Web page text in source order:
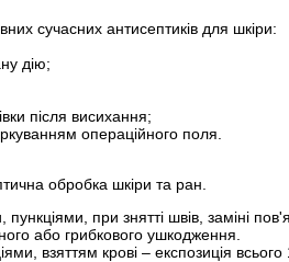
сучасних антисептиків для шкіри:
дію;
після висихання;
операційного поля.
обробка шкіри та ран.
при знятті швів, заміні
або грибкового ушкодження.
взяттям крові – експозиція всього